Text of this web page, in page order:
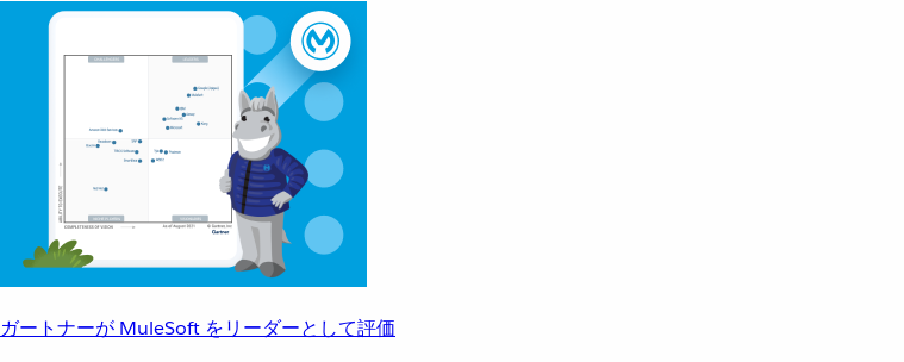
ガートナーが MuleSoft をリーダーとして評価